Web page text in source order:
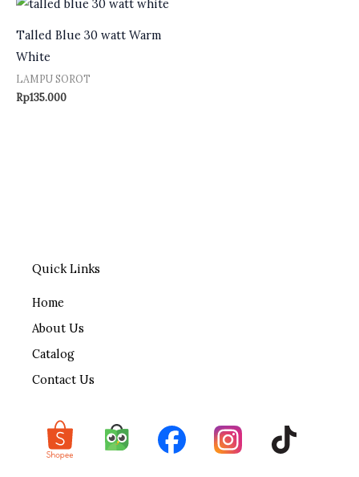
Talled Blue 30 watt Warm
White
LAMPU SOROT
Rp135.000
Quick Links
Home
About Us
Catalog
Contact Us